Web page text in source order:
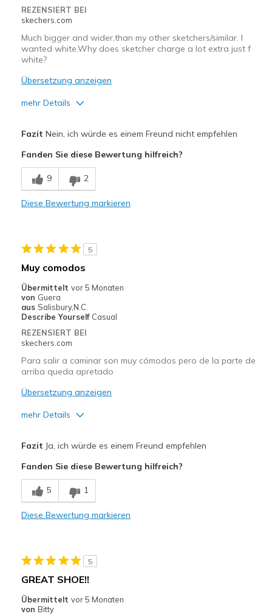
REZENSIERT BEI
skechers.com
Much bigger and wider,than my other sketchers/similar. I
wanted white.Why does sketcher charge a lot extra just f
white?
Übersetzung anzeigen
mehr Details
Sizing
Feels half size too big
View On Shoes
I'm Into Shoes
Fazit Nein, ich würde es einem Freund nicht empfehlen
Fanden Sie diese Bewertung hilfreich?
9 2
Diese Bewertung markieren
5
Muy comodos
Übermittelt vor 5 Monaten
von Guera
aus Salisbury,N.C.
Describe Yourself Casual
REZENSIERT BEI
skechers.com
Para salir a caminar son muy cómodos pero de la parte de
arriba queda apretado
Übersetzung anzeigen
mehr Details
Nachteile
De la parte de arriba está muy estrecho
Feels true to width
Sizing
View On Shoes
Shoes are for Wearing
Fazit Ja, ich würde es einem Freund empfehlen
Fanden Sie diese Bewertung hilfreich?
5 1
Diese Bewertung markieren
5
GREAT SHOE!!
Übermittelt vor 5 Monaten
von Bitty